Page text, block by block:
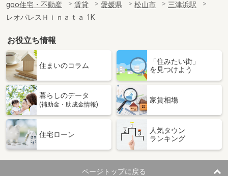
goo住宅・不動産 賃貸 愛媛県 松山市
三津浜駅
レオパレスＨｉｎａｔａ 1K
お役立ち情報
住まいのコラム
「住みたい街」
を見つけよう
暮らしのデータ
(補助金・助成金情報)
家賃相場
住宅ローン
人気タウン
ランキング
ページトップに戻る